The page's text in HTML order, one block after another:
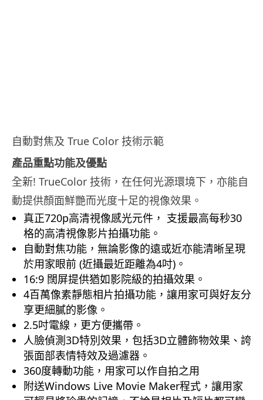
自動對焦及 True Color 技術示範
產品重點功能及優點
全新! TrueColor 技術，在任何光源環境下，亦能自
動提供顏面鮮艷而光度十足的視像效果。
真正720p高清視像感光元件， 支援最高每秒30
格的高清視像影片拍攝功能。
自動對焦功能，無論影像的遠或近亦能清晰呈現
於用家眼前 (近攝最近距離為4吋)。
16:9 闊屏提供猶如影院級的拍攝效果。
4百萬像素靜態相片拍攝功能，讓用家可與好友分
享更細膩的影像。
2.5吋電線，更方便攜帶。
人臉偵測3D特別效果，包括3D立體飾物效果、誇
張面部表情特效及過濾器。
360度轉動功能，用家可以作自拍之用
附送Windows Live Movie Maker程式，讓用家